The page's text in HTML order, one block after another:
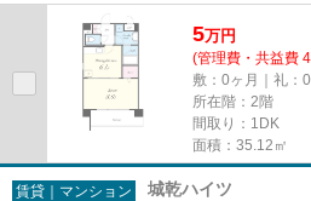
す。造りとデザインに関して...
5万円
(管理費・共益費
敷：0ヶ月｜礼：
所在階：2階
間取り：1DK
面積：35.12㎡
賃貸｜マンション 城乾ハイツ